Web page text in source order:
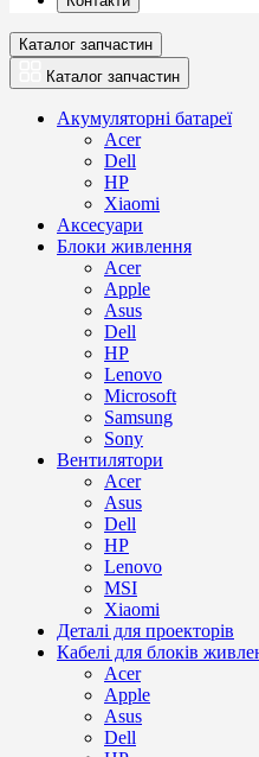
Каталог запчастин
Каталог запчастин
Акумуляторні батареї
Acer
Dell
HP
Xiaomi
Аксесуари
Блоки живлення
Acer
Apple
Asus
Dell
HP
Lenovo
Microsoft
Samsung
Sony
Вентилятори
Acer
Asus
Dell
HP
Lenovo
MSI
Xiaomi
Деталі для проекторів
Кабелі для блоків
Acer
Apple
Asus
Dell